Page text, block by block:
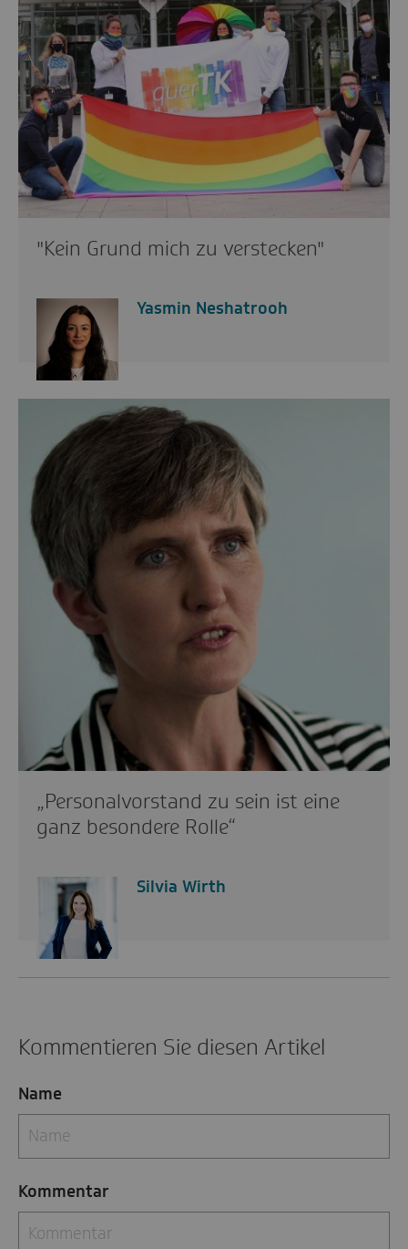
"Kein Grund mich zu verstecken"
Yasmin Neshatrooh
„Personalvorstand zu sein ist eine
ganz besondere Rolle“
Silvia Wirth
Kommentieren Sie diesen Artikel
Name
Kommentar